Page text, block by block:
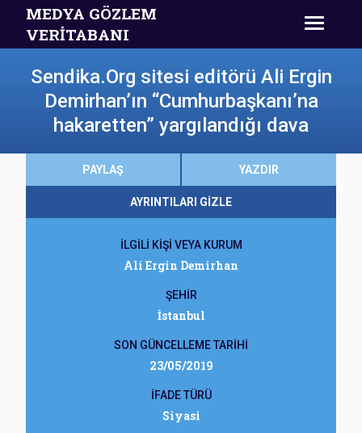
MEDYA GÖZLEM
VERİTABANI
Sendika.Org sitesi editörü Ali Ergin
Demirhan’ın “Cumhurbaşkanı’na
hakaretten” yargılandığı dava
PAYLAŞ YAZDIR
AYRINTILARI GİZLE
İLGİLİ KİŞİ VEYA KURUM
Ali Ergin Demirhan
ŞEHİR
İstanbul
SON GÜNCELLEME TARİHİ
23/05/2019
İFADE TÜRÜ
Siyasi